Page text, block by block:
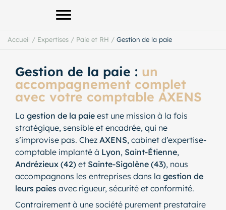
Afficher le menu principal
Accueil / Expertises / Paie et RH / Gestion de la paie
Gestion de la paie : un
accompagnement complet
avec votre comptable AXENS
La gestion de la paie est une mission à la fois
stratégique, sensible et encadrée, qui ne
s’improvise pas. Chez AXENS, cabinet d’expertise-
comptable implanté à Lyon, Saint-Étienne,
Andrézieux (42) et Sainte-Sigolène (43), nous
accompagnons les entreprises dans la gestion de
leurs paies avec rigueur, sécurité et conformité.
Contrairement à une société purement prestataire